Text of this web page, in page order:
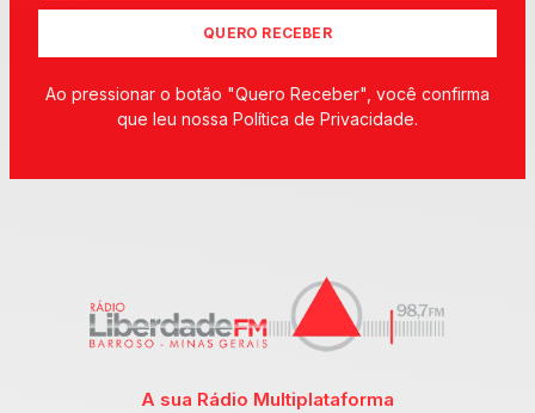
QUERO RECEBER
Ao pressionar o botão "Quero Receber", você confirma
que leu nossa Política de Privacidade.
A sua Rádio Multiplataforma